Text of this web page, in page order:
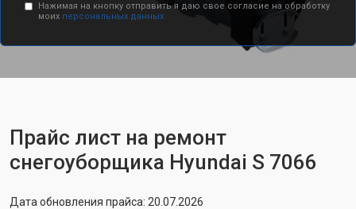
Нажимая на кнопку отправить я даю свое согласие на обработку
моих персональных данных.
Прайс лист на ремонт
снегоуборщика Hyundai S 7066
Дата обновления прайса: 20.07.2026